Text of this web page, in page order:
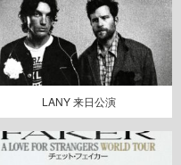
LANY 来日公演